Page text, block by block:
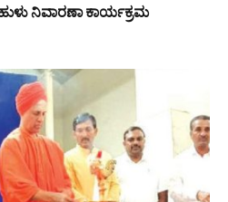
ನಿವಾರಣಾ ಕಾರ್ಯಕ್ರಮ